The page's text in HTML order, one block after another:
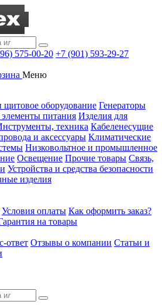
575-00-20 +7 (901) 593-29-27
Меню
щитовое оборудование Генераторы
питания Изделия для
техника Кабеленесущие
и аксессуары Климатические
Низковольтное и промышленное
Освещение Прочие товары Связь,
Устройства и средства безопасности
изделия
Условия оплаты Как оформить заказ?
на товары
ответ Отзывы о компании Статьи и